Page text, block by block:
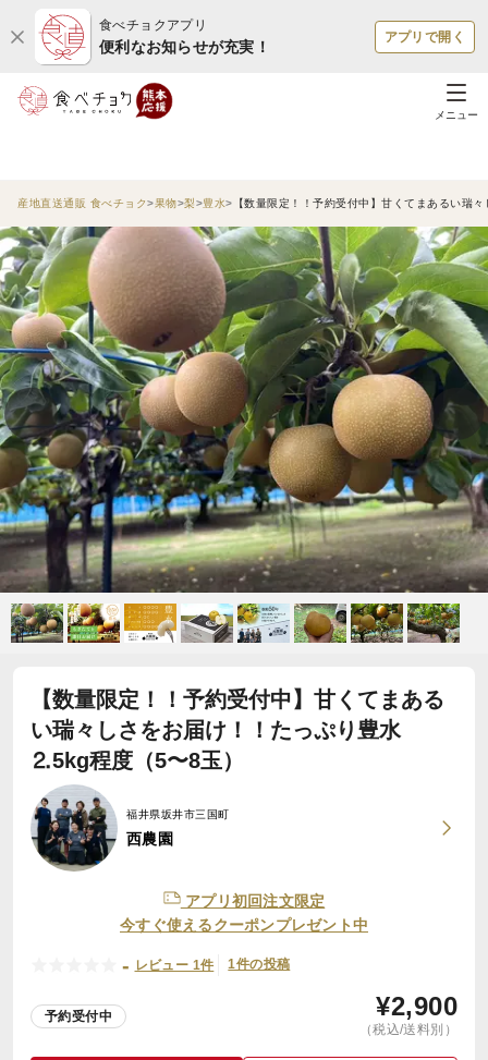
食べチョクアプリ
便利なお知らせが充実！
アプリで開く
メニュー
産地直送通販 食べチョク 果物 梨 豊水 【数量限定！！予約受付中】甘くてまあるい瑞
【数量限定！！予約受付中】甘くてまある
い瑞々しさをお届け！！たっぷり豊水
⒉5kg程度（5〜8玉）
福井県坂井市三国町
西農園
アプリ初回注文限定
今すぐ使えるクーポンプレゼント中
- レビュー 1件 1件の投稿
予約受付中 ¥2,900
（税込/送料別）